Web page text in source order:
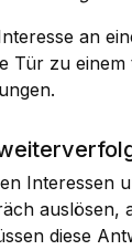
an
Tür zu
Interessen
auslösen,
diese